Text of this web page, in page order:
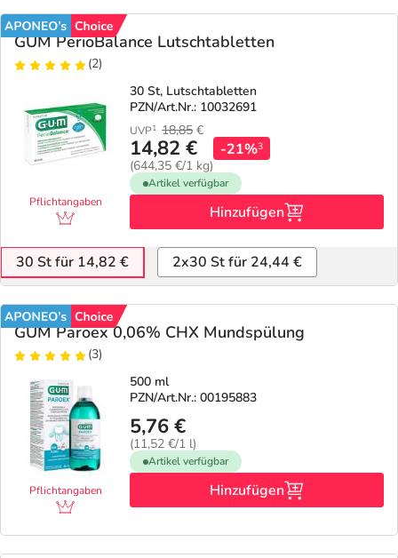
Natur & Homöopathie
Sport & Fitness
Vitamine & Mineralstoffe
Sonnenpflege
Sommerpflege für Haar und Kopfhaut
Täglich gut versorgt
E-Rezept App
Nattermann Deals
R(h)ein Nutrition Deals
Refluthin, Lasea & Carmenthin Deals
GUM PerioBalance Lutschtabletten
(2)
Pflichtangaben
30 St, Lutschtabletten
PZN/Art.Nr.: 10032691
UVP1 18,85 €
14,82 €
(644,35 €/1 kg)
-21%3
Artikel verfügbar
Hinzufügen
30 St für 14,82 € 2x30 St für 24,44 €
GUM Paroex 0,06% CHX Mundspülung
(3)
Pflichtangaben
500 ml
PZN/Art.Nr.: 00195883
5,76 €
(11,52 €/1 l)
Artikel verfügbar
Hinzufügen